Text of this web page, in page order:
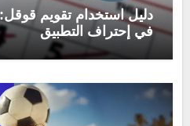
في إحتراف التطبيق